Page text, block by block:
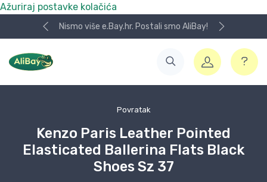
Ažuriraj postavke kolačića
Nismo više e.Bay.hr. Postali smo AliBay!
Povratak
Kenzo Paris Leather Pointed
Elasticated Ballerina Flats Black
Shoes Sz 37